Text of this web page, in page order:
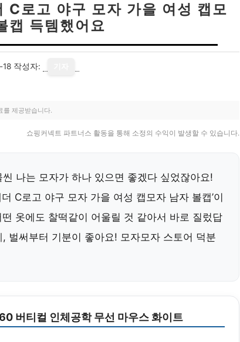
C로고 야구 모자 가을 여성 캡모
캡 득템했어요
작성자:
를 제공받습니다.
쇼핑커넥트 파트너스 활동을 통해 소정의 수익이 발생할 수 있습니다.
나는 모자가 하나 있으면 좋겠다 싶었잖아요!
C로고 야구 모자 가을 여성 캡모자 남자 볼캡’이
옷에도 찰떡같이 어울릴 것 같아서 바로 질렀답
벌써부터 기분이 좋아요! 모자모자 스토어 덕분
버티컬 인체공학 무선 마우스 화이트